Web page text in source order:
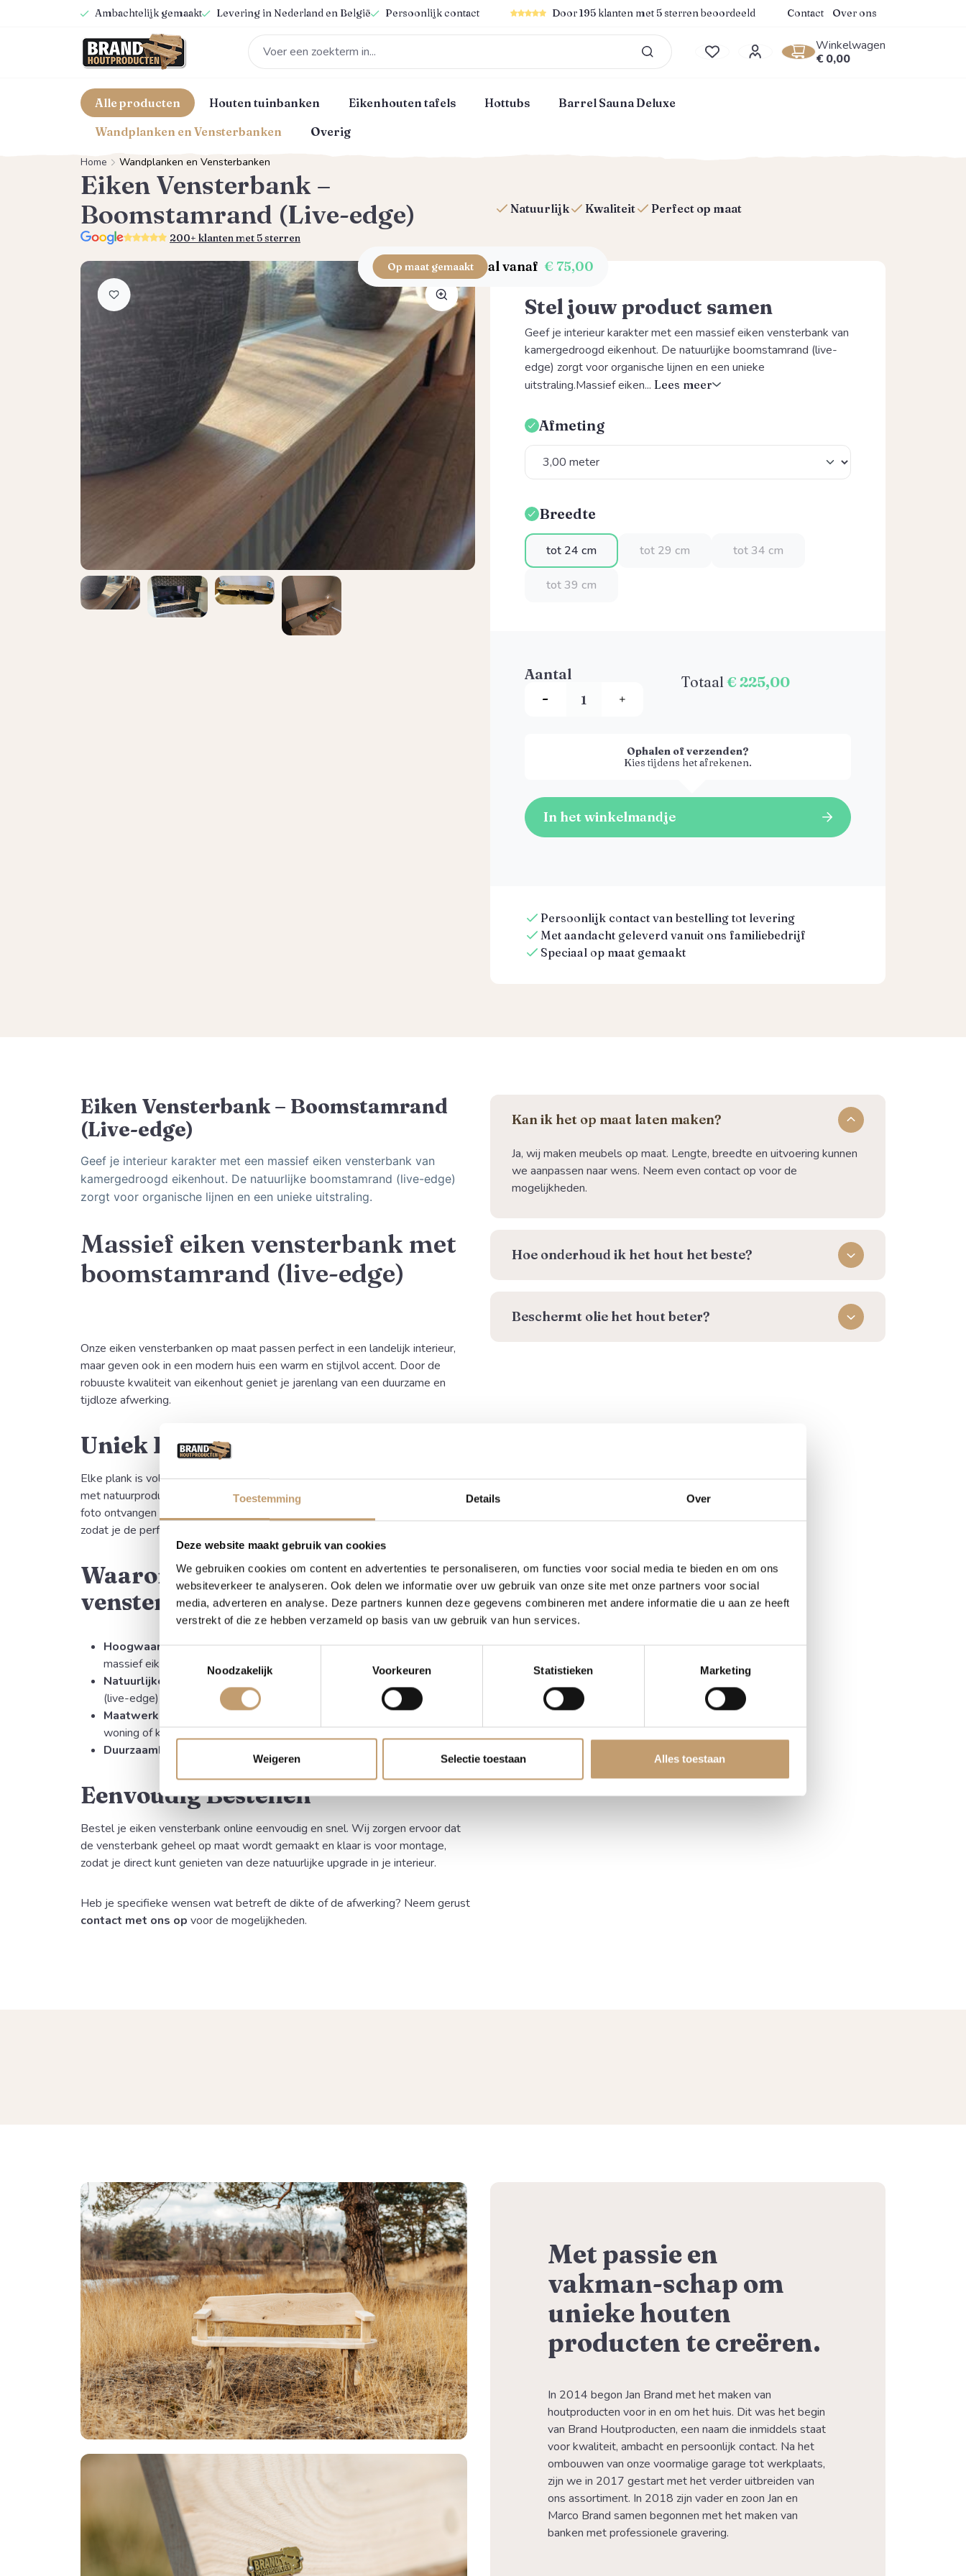
Toestemming Details Over
Deze website maakt gebruik van cookies
We gebruiken cookies om content en advertenties te personaliseren, om functies voor social media te bieden en om ons
websiteverkeer te analyseren. Ook delen we informatie over uw gebruik van onze site met onze partners voor social
media, adverteren en analyse. Deze partners kunnen deze gegevens combineren met andere informatie die u aan ze heeft
verstrekt of die ze hebben verzameld op basis van uw gebruik van hun services.
Noodzakelijk
Voorkeuren Statistieken Marketing
Weigeren Selectie toestaan Alles toestaan
Ga naar de hoofdnavigatie
Ambachtelijk gemaakt Levering in Nederland en België Persoonlijk contact Gemiddelde waardering van 4.9 van 5 sterren
Door 195 klanten met 5 sterren beoordeeld Contact Over ons
Je hebt 0 items op je verlanglijstje
Winkelwagen
€ 0,00Winkelwagentje
Alle producten Houten tuinbanken Eikenhouten tafels Hottubs
Barrel Sauna Deluxe
Wandplanken en Vensterbanken
Overig
Home Wandplanken en Vensterbanken
Eiken Vensterbank –
Boomstamrand (Live-edge)
5.0 200+ klanten met 5 sterren
Natuurlijk Kwaliteit Perfect op maat
Afbeeldingengalerij overslaan Op maat gemaakt al vanaf € 75,00
Stel jouw product samen
Geef je interieur karakter met een massief eiken vensterbank van
kamergedroogd eikenhout. De natuurlijke boomstamrand (live-
edge) zorgt voor organische lijnen en een unieke
uitstraling.Massief eiken... Lees meer
Selecteer
Afmeting
Selecteer
Breedte
tot 24 cm tot 29 cm tot 34 cm
tot 39 cm
Aantal Totaal € 225,00
Ophalen of verzenden?
Kies tijdens het afrekenen.
In het winkelmandje
Persoonlijk contact van bestelling tot levering
Met aandacht geleverd vanuit ons familiebedrijf
Speciaal op maat gemaakt
Eiken Vensterbank – Boomstamrand
(Live-edge)
Geef je interieur karakter met een massief eiken vensterbank van
kamergedroogd eikenhout. De natuurlijke boomstamrand (live-edge)
zorgt voor organische lijnen en een unieke uitstraling.
Massief eiken vensterbank met
boomstamrand (live-edge)
Onze eiken vensterbanken op maat passen perfect in een landelijk interieur,
maar geven ook in een modern huis een warm en stijlvol accent. Door de
robuuste kwaliteit van eikenhout geniet je jarenlang van een duurzame en
tijdloze afwerking.
Uniek Karakter
Elke plank is volledig uniek in vorm, kleur en nerftekening. Omdat we werken
met natuurproducten, is geen enkele vensterbank hetzelfde. Wil je vooraf een
foto ontvangen van de beschikbare planken? Wij denken graag met je mee
zodat je de perfecte keuze kunt maken voor jouw woning.
Waarom kiezen voor een eiken
vensterbank met boomstamrand?
Hoogwaardig Materiaal:Gemaakt van duurzaam, kamergedroogd
massief eikenhout voor minimale werking van het hout.
Natuurlijke Esthetiek:
Unieke uitstraling door de natuurlijke boomrand
(live-edge) die de boomvorm volgt.
Maatwerk:
Volledig op maat gemaakt, passend onder ieder raam in uw
woning of kantoor.
Duurzaamheid:
Eenvoudig Bestellen
Bestel je eiken vensterbank online eenvoudig en snel. Wij zorgen ervoor dat
de vensterbank geheel op maat wordt gemaakt en klaar is voor montage,
zodat je direct kunt genieten van deze natuurlijke upgrade in je interieur.
Heb je specifieke wensen wat betreft de dikte of de afwerking? Neem gerust
contact met ons op voor de mogelijkheden.
Kan ik het op maat laten maken?
Ja, wij maken meubels op maat. Lengte, breedte en uitvoering kunnen
we aanpassen naar wens. Neem even contact op voor de
mogelijkheden.
⁠Hoe onderhoud ik het hout het beste?
Beschermt olie het hout beter?
Met passie en
vakman-schap om
unieke houten
producten te creëren.
In 2014 begon Jan Brand met het maken van
houtproducten voor in en om het huis. Dit was het begin
van Brand Houtproducten, een naam die inmiddels staat
voor kwaliteit, ambacht en persoonlijk contact. Na het
ombouwen van onze voormalige garage tot werkplaats,
zijn we in 2017 gestart met het verder uitbreiden van
ons assortiment. In 2018 zijn vader en zoon Jan en
Marco Brand samen begonnen met het maken van
banken met professionele gravering.